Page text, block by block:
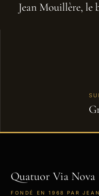
Jean Mouillère,
Quatuor Via Nova
FONDÉ EN 1968 PAR